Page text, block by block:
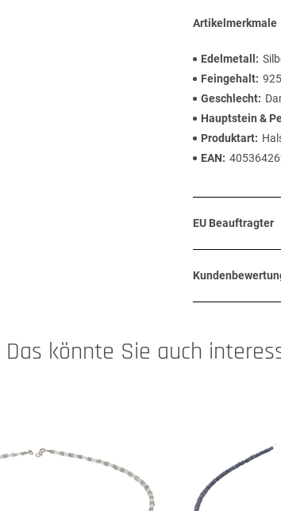
Artikelmerkmale
Edelmetall
Feingehalt
Geschlecht
Hauptstein &
Produktart
EAN
EU Beauftragter
Das könnte Sie auch